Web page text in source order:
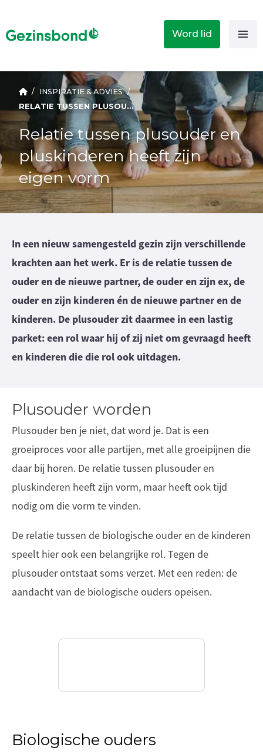
Word lid
/ INSPIRATIE & ADVIES /
RELATIE TUSSEN PLUSOUDER EN PLUSKINDEREN HEEFT ZIJN EIGEN VORM
Relatie tussen plusouder en
pluskinderen heeft zijn
eigen vorm
In een nieuw samengesteld gezin zijn verschillende
krachten aan het werk. Er is de relatie tussen de
ouder en de nieuwe partner, de ouder en zijn ex, de
ouder en zijn kinderen én de nieuwe partner en de
kinderen. De plusouder zit daarmee in een lastig
parket: een rol waar hij of zij niet om gevraagd heeft
en kinderen die die rol ook uitdagen.
Plusouder worden
Plusouder ben je niet, dat word je. Dat is een
groeiproces voor alle partijen, met alle groeipijnen die
daar bij horen. De relatie tussen plusouder en
pluskinderen heeft zijn vorm, maar heeft ook tijd
nodig om die vorm te vinden.
De relatie tussen de biologische ouder en de kinderen
speelt hier ook een belangrijke rol. Tegen de
plusouder ontstaat soms verzet. Met een reden: de
aandacht van de biologische ouders opeisen.
Biologische ouders